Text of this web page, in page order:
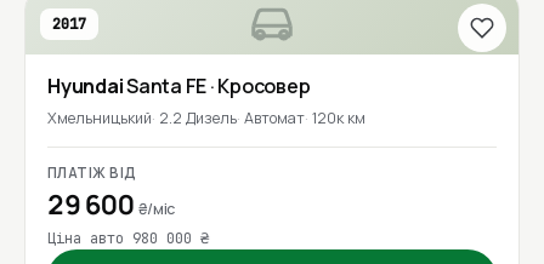
2017
HyundaiSanta FE· Кросовер
Хмельницький 2.2 Дизель Автомат 120к км
ПЛАТІЖ ВІД
29 600 ₴/міс
Ціна авто 980 000 ₴